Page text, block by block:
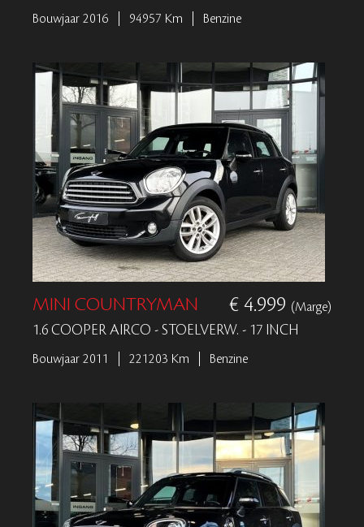
Bouwjaar 2016 94957 Km Benzine
MINI COUNTRYMAN € 4.999 (Marge)
1.6 COOPER AIRCO - STOELVERW. - 17 INCH
Bouwjaar 2011 221203 Km Benzine